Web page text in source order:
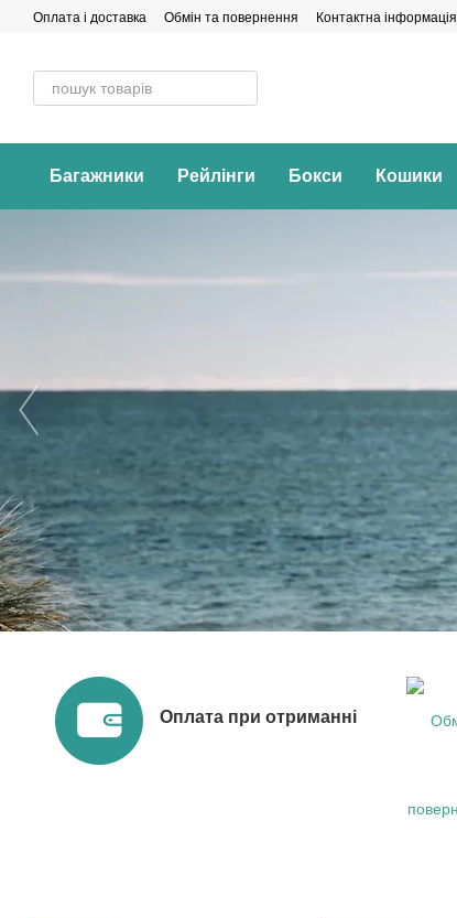
Перейти до основного контенту
Оплата і доставка Обмін та повернення Контактна інформація
Багажники Рейлінги Бокси Кошики
Оплата при отриманні